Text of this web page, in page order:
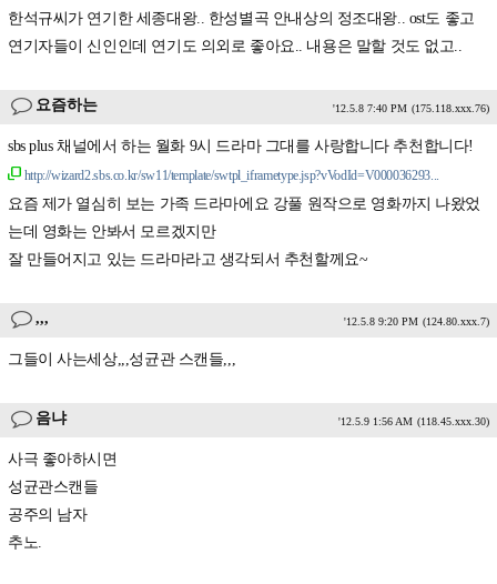
한석규씨가 연기한 세종대왕.. 한성별곡 안내상의 정조대왕.. ost도 좋고
연기자들이 신인인데 연기도 의외로 좋아요.. 내용은 말할 것도 없고..
요즘하는 '12.5.8 7:40 PM (175.118.xxx.76)
sbs plus 채널에서 하는 월화 9시 드라마 그대를 사랑합니다 추천합니다!
http://wizard2.sbs.co.kr/sw11/template/swtpl_iframetype.jsp?vVodId=V000036293...
요즘 제가 열심히 보는 가족 드라마에요 강풀 원작으로 영화까지 나왔었
는데 영화는 안봐서 모르겠지만
잘 만들어지고 있는 드라마라고 생각되서 추천할께요~
,,, '12.5.8 9:20 PM (124.80.xxx.7)
그들이 사는세상,,,성균관 스캔들,,,
음냐 '12.5.9 1:56 AM (118.45.xxx.30)
사극 좋아하시면
성균관스캔들
공주의 남자
추노.